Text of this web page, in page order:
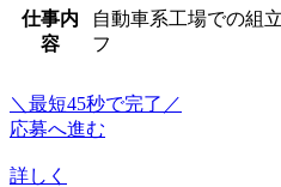
仕事内
容
自動車系工場での組
フ
＼最短45秒で完了／
応募へ進む
詳しく